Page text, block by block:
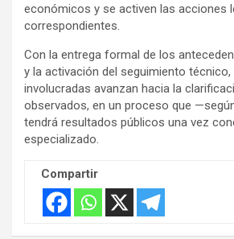
económicos y se activen las acciones
correspondientes.
Con la entrega formal de los
y la activación del seguimiento
involucradas avanzan hacia la
observados, en un proceso que
tendrá resultados públicos una vez
especializado.
Compartir